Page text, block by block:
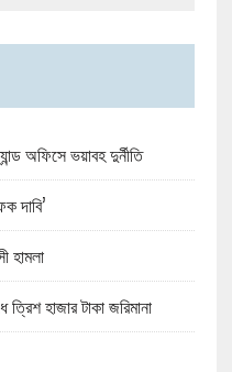
অফিসে ভয়াবহ দুর্নীতি
দাবি’
হামলা
হাজার টাকা জরিমানা